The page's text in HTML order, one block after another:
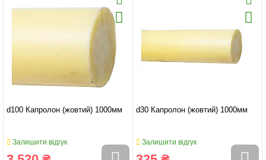
d100 Капролон (жовтий) 1000мм
Залишити відгук
d30 Капролон (жовтий) 1000мм
Залишити відгук